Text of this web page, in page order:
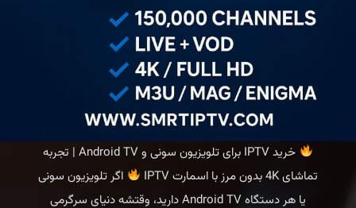
خرید IPTV برای تلویزیون سونی و Android TV | تجربه
تماشای 4K بدون مرز با اسمارت IPTV
اگر تلویزیون سونی
یا هر دستگاه Android TV دارید، وقتشه دنیای سرگرمی